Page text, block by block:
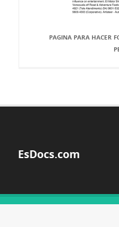
PAGINA PARA HACER
EsDocs.com